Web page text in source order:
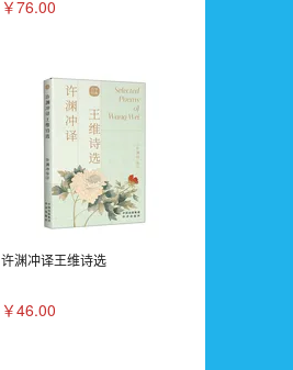
￥76.00
许渊冲译王维诗选
￥46.00